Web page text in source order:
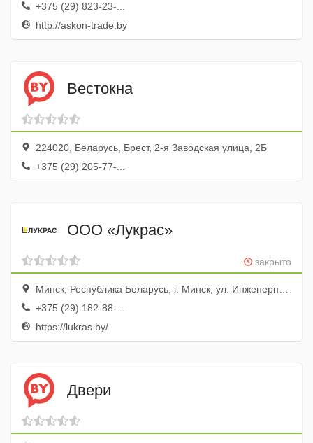
+375 (29) 823-23-...
http://askon-trade.by
Вестокна
224020, Беларусь, Брест, 2-я Заводская улица, 2Б
+375 (29) 205-77-...
ООО «Лукрас»
закрыто
Минск, Республика Беларусь, г. Минск, ул. Инженерная, д. 5
+375 (29) 182-88-...
https://lukras.by/
Двери